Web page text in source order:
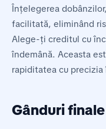
Înțelegerea
facilitată, eliminând
Alege-ți creditul cu
îndemână. Aceasta
rapiditatea cu
Gânduri